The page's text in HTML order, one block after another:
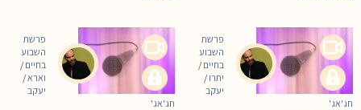
פרשת
השבוע
בחיים /
וארא/
יעקב
חג'אג'
פרשת
השבוע
בחיים /
יתרו /
יעקב
חג'אג'